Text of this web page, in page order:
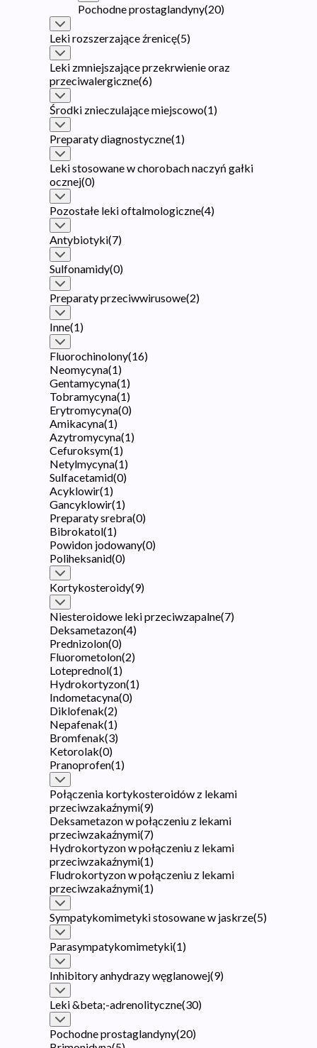
Pochodne prostaglandyny(20)
Leki rozszerzające źrenicę(5)
Leki zmniejszające przekrwienie oraz
przeciwalergiczne(6)
Środki znieczulające miejscowo(1)
Preparaty diagnostyczne(1)
Leki stosowane w chorobach naczyń gałki
ocznej(0)
Pozostałe leki oftalmologiczne(4)
Antybiotyki(7)
Sulfonamidy(0)
Preparaty przeciwwirusowe(2)
Inne(1)
Fluorochinolony(16)
Neomycyna(1)
Gentamycyna(1)
Tobramycyna(1)
Erytromycyna(0)
Amikacyna(1)
Azytromycyna(1)
Cefuroksym(1)
Netylmycyna(1)
Sulfacetamid(0)
Acyklowir(1)
Gancyklowir(1)
Preparaty srebra(0)
Bibrokatol(1)
Powidon jodowany(0)
Poliheksanid(0)
Kortykosteroidy(9)
Niesteroidowe leki przeciwzapalne(7)
Deksametazon(4)
Prednizolon(0)
Fluorometolon(2)
Loteprednol(1)
Hydrokortyzon(1)
Indometacyna(0)
Diklofenak(2)
Nepafenak(1)
Bromfenak(3)
Ketorolak(0)
Pranoprofen(1)
Połączenia kortykosteroidów z lekami
przeciwzakaźnymi(9)
Deksametazon w połączeniu z lekami
przeciwzakaźnymi(7)
Hydrokortyzon w połączeniu z lekami
przeciwzakaźnymi(1)
Fludrokortyzon w połączeniu z lekami
przeciwzakaźnymi(1)
Sympatykomimetyki stosowane w jaskrze(5)
Parasympatykomimetyki(1)
Inhibitory anhydrazy węglanowej(9)
Leki &beta;-adrenolityczne(30)
Pochodne prostaglandyny(20)